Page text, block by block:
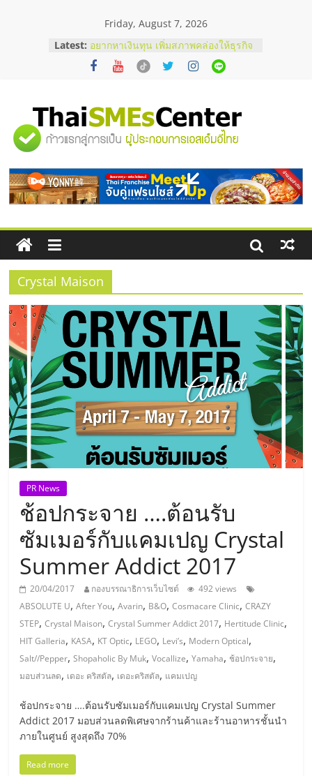
Friday, August 7, 2026
Latest: อยากหาเงินทุน เพิ่มสภาพคล่องให้ธุรกิจ
เริ่มยังไงให้ผ่านฉลุย
สัมมนาออนไลน์ โอกาสบริหารสถานี
ThaiFranchise Meet Up จับคู่แฟรน
ไชส์ ครั้งที่ 8
ร้านเครื่องเสียงคุณภาพสูง พร้อม
บริษัท Cybersecurity ในไทยที่ไหนดี?
วิธีเลือกผู้ให้บริการให้คุ้มค่าและตอบ
โจทย์ธุรกิจ
"ศูนย์
รวม
ข้อมูล
ธุรกิจ
SME
แห่ง
ประเทศไทย,
ThaiSMEsCenter,
รวม
ธุรกิจ
เอ
ส
เอ็
มอี
ไทย,
SMEs,
แฟ
Crystal Maison
PR News
ช้อปกระจาย ….ต้อนรับ
ซัมเมอร์กับแคมเปญ Crystal
Summer Addict 2017
20/04/2017 กองบรรณาธิการเว็บไซต์
492 views
ABSOLUTE U,After You,Avarin, B&O,Cosmacare Clinic,CRAZY
STEP,Crystal Maison,Crystal Summer Addict 2017, Hertitude Clinic,
HIT Galleria, KASA, KT Optic, LEGO, Levi’s, Modern Optical,
Salt//Pepper,Shopaholic By Muk,Vocallize,Yamaha, ช้อปกระจาย,
มอบส่วนลด, เดอะ คริสตัล, เดอะคริสตัล, แคมเปญ
ช้อปกระจาย ….ต้อนรับซัมเมอร์กับแคมเปญ Crystal Summer
Addict 2017 มอบส่วนลดพิเศษจากร้านค้าและร้านอาหารชั้นนำ
ภายในศูนย์ สูงสุดถึง 70%
Read more